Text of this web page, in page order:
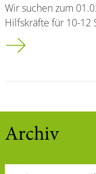
Wir suchen zum
Hilfskräfte für 10-12
Studentische
Archiv